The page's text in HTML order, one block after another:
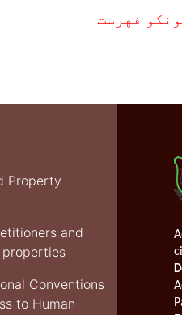
فهرست
Property
and
properties
Conventions
to Human